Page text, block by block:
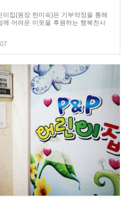
집(원장 한미숙)은 기부약정을 통해
께 어려운 이웃을 후원하는 행복천사